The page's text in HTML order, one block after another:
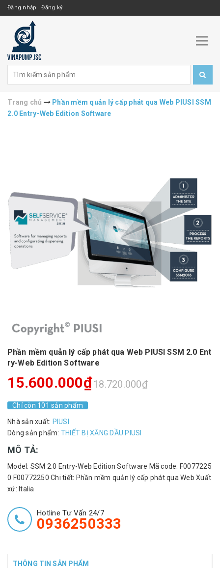
Đăng nhập Đăng ký
Trang chủ
Phần mềm quản lý cấp phát qua Web PIUSI SSM
2.0 Entry-Web Edition Software
Phần mềm quản lý cấp phát qua Web PIUSI SSM 2.0 Ent
ry-Web Edition Software
15.600.000₫18.720.000₫
Chỉ còn 101 sản phẩm
Nhà sản xuất: PIUSI
Dòng sản phẩm: THIẾT BỊ XĂNG DẦU PIUSI
MÔ TẢ:
Model: SSM 2.0 Entry-Web Edition Software Mã code: F0077225
0 F00772250 Chi tiết: Phần mềm quản lý cấp phát qua Web Xuất
xứ: Italia
Hotline Tư Vấn 24/7
0936250333
THÔNG TIN SẢN PHẨM